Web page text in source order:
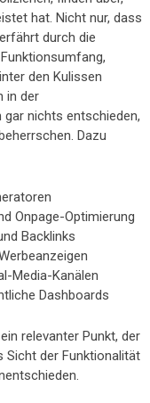
hat. Nicht nur, dass
durch die
den Kulissen
in der
gar nichts entschieden,
Dazu
Onpage-Optimierung
Backlinks
Media-Kanälen
Dashboards
relevanter Punkt, der
Sicht der Funktionalität